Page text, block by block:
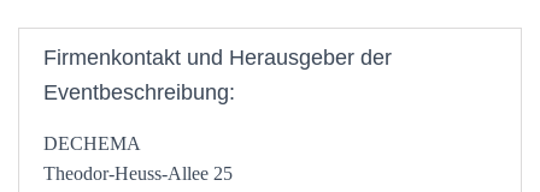
Firmenkontakt und Herausgeber der
Eventbeschreibung:
DECHEMA
Theodor-Heuss-Allee 25